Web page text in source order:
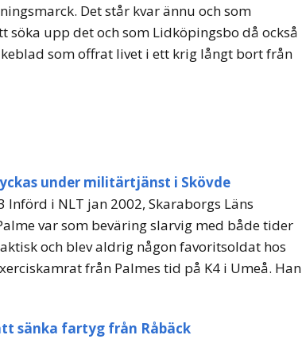
Det står kvar ännu och som
söka upp det och som Lidköpingsbo då också
som offrat livet i ett krig långt bort från
under militärtjänst i Skövde
Införd i NLT jan 2002, Skaraborgs Läns
var som beväring slarvig med både tider
och blev aldrig någon favoritsoldat hos
från Palmes tid på K4 i Umeå. Han
sänka fartyg från Råbäck